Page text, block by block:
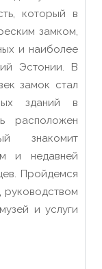
который в
замком,
и наиболее
Эстонии. В
замок стал
зданий в
расположен
знакомит
и недавней
Пройдемся
руководством
и услуги